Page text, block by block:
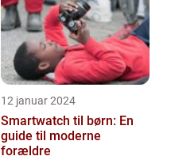
12 januar 2024
Smartwatch til børn: En
guide til moderne
forældre